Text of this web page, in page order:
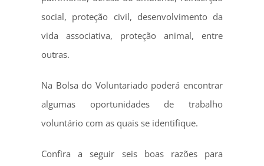
social, proteção civil, desenvolvimento da
vida associativa, proteção animal, entre
outras.
Na Bolsa do Voluntariado poderá encontrar
algumas oportunidades de trabalho
voluntário com as quais se identifique.
Confira a seguir seis boas razões para